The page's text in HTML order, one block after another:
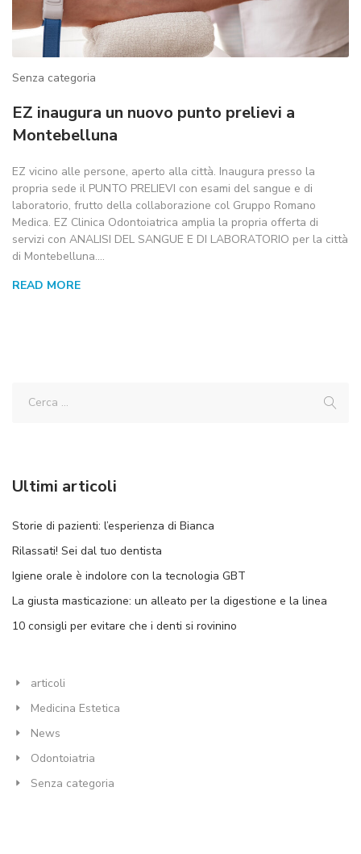
Senza categoria
EZ inaugura un nuovo punto prelievi a
Montebelluna
EZ vicino alle persone, aperto alla città. Inaugura presso la
propria sede il PUNTO PRELIEVI con esami del sangue e di
laboratorio, frutto della collaborazione col Gruppo Romano
Medica. EZ Clinica Odontoiatrica amplia la propria offerta di
servizi con ANALISI DEL SANGUE E DI LABORATORIO per la città
di Montebelluna.…
READ MORE
Ultimi articoli
Storie di pazienti: l’esperienza di Bianca
Rilassati! Sei dal tuo dentista
Igiene orale è indolore con la tecnologia GBT
La giusta masticazione: un alleato per la digestione e la linea
10 consigli per evitare che i denti si rovinino
articoli
Medicina Estetica
News
Odontoiatria
Senza categoria